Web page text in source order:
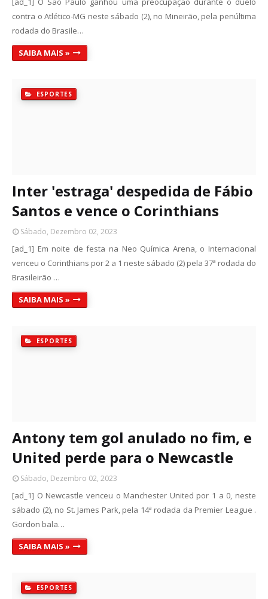
contra o Atlético-MG neste sábado (2), no Mineirão, pela penúltima
rodada do Brasile…
SAIBA MAIS »
ESPORTES
Inter 'estraga' despedida de Fábio
Santos e vence o Corinthians
Sábado, Dezembro 02, 2023
[ad_1] Em noite de festa na Neo Química Arena, o Internacional
venceu o Corinthians por 2 a 1 neste sábado (2) pela 37ª rodada do
Brasileirão …
SAIBA MAIS »
ESPORTES
Antony tem gol anulado no fim, e
United perde para o Newcastle
Sábado, Dezembro 02, 2023
[ad_1] O Newcastle venceu o Manchester United por 1 a 0, neste
sábado (2), no St. James Park, pela 14ª rodada da Premier League .
Gordon bala…
SAIBA MAIS »
ESPORTES